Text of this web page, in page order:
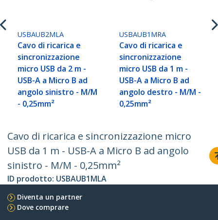
USBAUB2MLA
Cavo di ricarica e
sincronizzazione
micro USB da 2 m -
USB-A a Micro B ad
angolo sinistro - M/M
- 0,25mm²
USBAUB1MRA
Cavo di ricarica e
sincronizzazione
micro USB da 1 m -
USB-A a Micro B ad
angolo destro - M/M -
0,25mm²
Cavo di ricarica e sincronizzazione micro
USB da 1 m - USB-A a Micro B ad angolo
sinistro - M/M - 0,25mm²
ID prodotto: USBAUB1MLA
Diventa un partner
Dove comprare